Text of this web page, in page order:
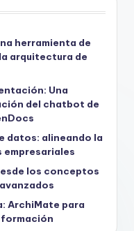
herramienta de
arquitectura de
Una
del chatbot de
datos: alineando la
los conceptos
ArchiMate para